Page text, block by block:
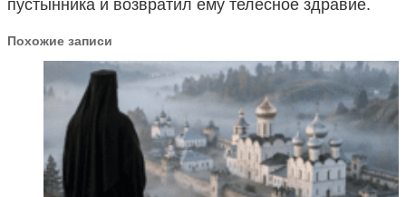
пустынника и возвратил ему телесное здравие.
Похожие записи